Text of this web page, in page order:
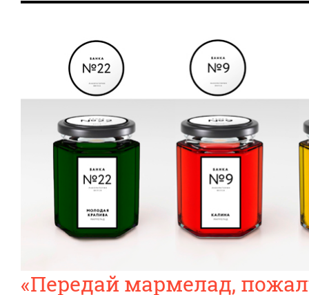
«Передай мармелад,